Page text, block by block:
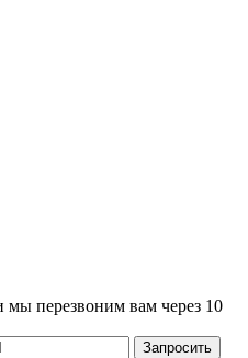
мы перезвоним вам через 10
Запросить